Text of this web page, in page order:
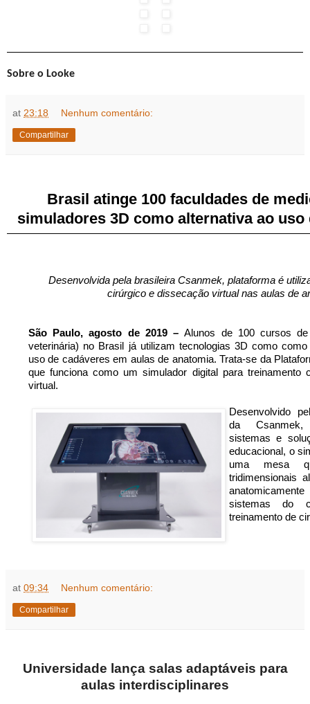
Sobre o Looke
at 23:18 Nenhum comentário:
Compartilhar
Brasil atinge 100 faculdades de
simuladores 3D como alternativa ao uso
Desenvolvida pela brasileira Csanmek, plataforma é
cirúrgico e dissecação virtual nas aulas de
São Paulo, agosto de 2019 – Alunos de 100 cursos
veterinária) no Brasil já utilizam tecnologias 3D como
uso de cadáveres em aulas de anatomia. Trata-se da
que funciona como um simulador digital para treinamento
virtual.
Desenvolvido
da
sistemas e
educacional, o
uma mesa
tridimensionais
sistemas do
treinamento de
at 09:34 Nenhum comentário:
Compartilhar
Universidade lança salas adaptáveis para
aulas interdisciplinares